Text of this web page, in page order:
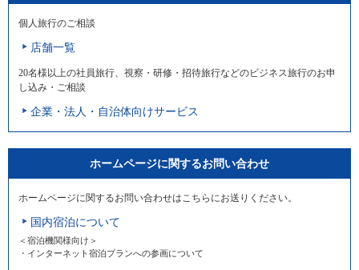
個人旅行のご相談
店舗一覧
20名様以上の社員旅行、視察・研修・招待旅行などのビジネス旅行のお申
し込み・ご相談
企業・法人・自治体向けサービス
ホームページに関するお問い合わせ
ホームページに関するお問い合わせはこちらにお送りください。
国内宿泊について
＜宿泊機関様向け＞
・インターネット宿泊プランへの参画について